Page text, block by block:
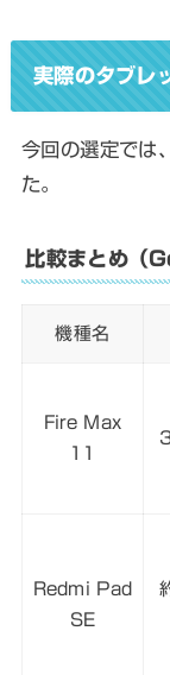
実際のタブレ
今回の選定では
た。
比較まとめ（
機種名
Fire Max
11
Redmi Pad
SE